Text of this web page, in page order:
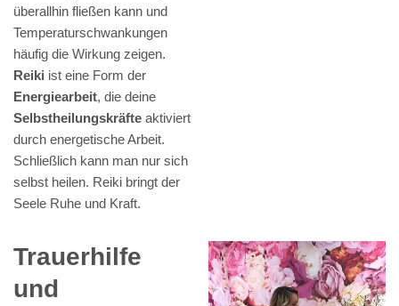
überallhin fließen kann und
Temperaturschwankungen
häufig die Wirkung zeigen.
Reiki ist eine Form der
Energiearbeit, die deine
Selbstheilungskräfte aktiviert
durch energetische Arbeit.
Schließlich kann man nur sich
selbst heilen. Reiki bringt der
Seele Ruhe und Kraft.
Trauerhilfe
und